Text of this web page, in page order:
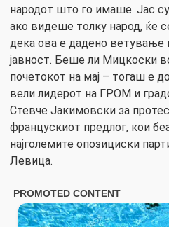
народот што го имаше. Јас
ако видеше толку народ, ќе
дека ова е дадено ветување
јавност. Беше ли Мицкоски
почетокот на мај – тогаш е
вели лидерот на ГРОМ и
Стевче Јакимовски за
францускиот предлог, кои
најголемите опозициски
Левица.